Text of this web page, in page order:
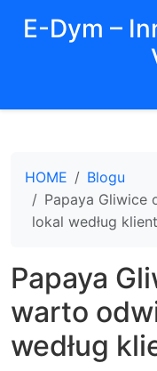
E-Dym –
HOME
Blogu
Papaya Gliwice
lokal według
Papaya
warto
według